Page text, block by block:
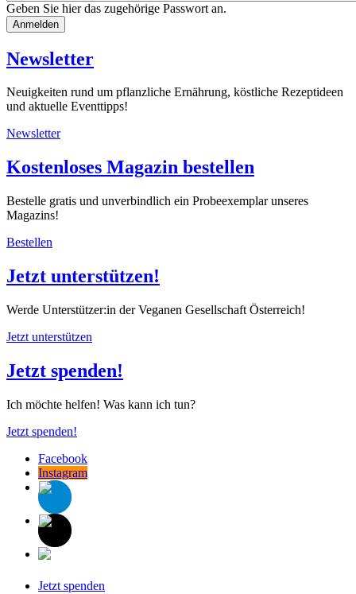
Geben Sie hier das zugehörige Passwort an.
Website
URL
Newsletter
Neuigkeiten rund um pflanzliche Ernährung, köstliche Rezeptideen
und aktuelle Eventtipps!
Newsletter
Kostenloses Magazin bestellen
Bestelle gratis und unverbindlich ein Probeexemplar unseres
Magazins!
Bestellen
Jetzt unterstützen!
Werde Unterstützer:in der Veganen Gesellschaft Österreich!
Jetzt unterstützen
Jetzt spenden!
Ich möchte helfen! Was kann ich tun?
Jetzt spenden!
Facebook
Instagram
Jetzt spenden